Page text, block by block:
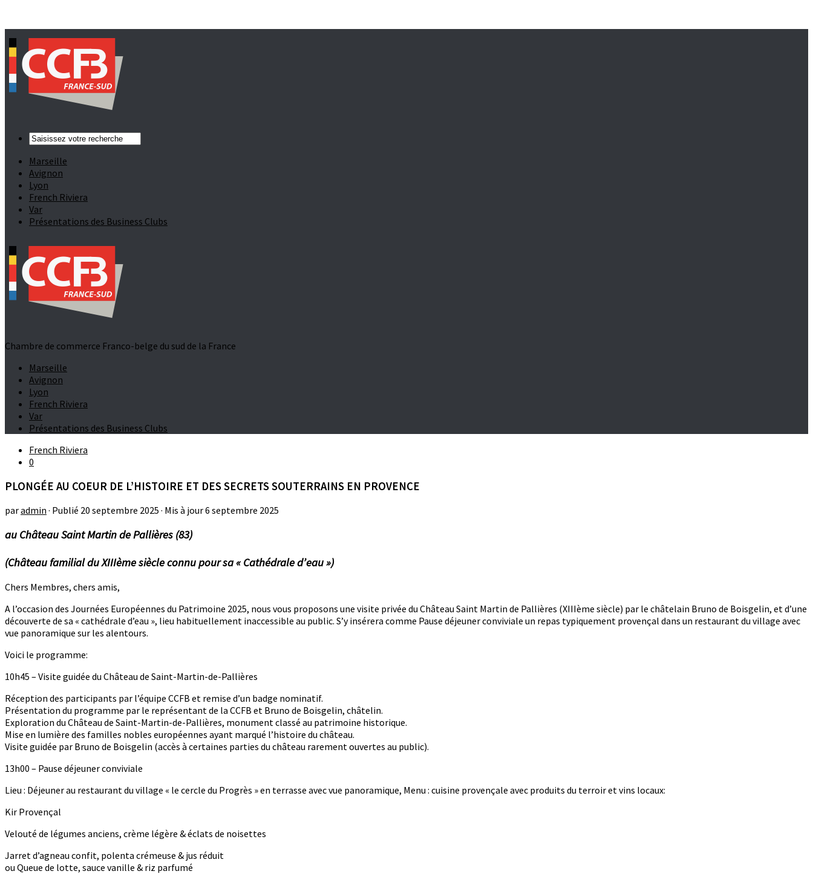
Marseille
Avignon
Lyon
French Riviera
Var
Présentations des Business Clubs
Chambre de commerce Franco-belge du sud de la France
Marseille
Avignon
Lyon
French Riviera
Var
Présentations des Business Clubs
French Riviera
0
PLONGÉE AU COEUR DE L’HISTOIRE ET DES SECRETS SOUTERRAINS EN PROVENCE
paradmin · Publié 20 septembre 2025 · Mis à jour6 septembre 2025
au Château Saint Martin de Pallières (83)
(Château familial du XIIIème siècle connu pour sa « Cathédrale d’eau »)
Chers Membres, chers amis,
A l’occasion des Journées Européennes du Patrimoine 2025, nous vous proposons une visite privée du Château Saint Martin de Pallières (XIIIème siècle) par le châtelain Bruno de Boisgelin, et d’une
découverte de sa « cathédrale d’eau », lieu habituellement inaccessible au public. S’y insérera comme Pause déjeuner conviviale un repas typiquement provençal dans un restaurant du village avec
vue panoramique sur les alentours.
Voici le programme:
10h45 – Visite guidée du Château de Saint-Martin-de-Pallières
Réception des participants par l’équipe CCFB et remise d’un badge nominatif.
Présentation du programme par le représentant de la CCFB et Bruno de Boisgelin, châtelin.
Exploration du Château de Saint-Martin-de-Pallières, monument classé au patrimoine historique.
Mise en lumière des familles nobles européennes ayant marqué l’histoire du château.
Visite guidée par Bruno de Boisgelin (accès à certaines parties du château rarement ouvertes au public).
13h00 – Pause déjeuner conviviale
Lieu : Déjeuner au restaurant du village « le cercle du Progrès » en terrasse avec vue panoramique, Menu : cuisine provençale avec produits du terroir et vins locaux:
Kir Provençal
Velouté de légumes anciens, crème légère & éclats de noisettes
Jarret d’agneau confit, polenta crémeuse & jus réduit
ou Queue de lotte, sauce vanille & riz parfumé